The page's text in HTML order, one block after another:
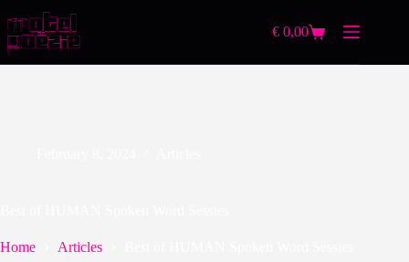
€ 0,00
Home Articles